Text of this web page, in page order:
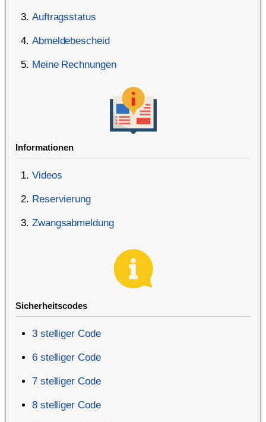
Auftragsstatus
Abmeldebescheid
Meine Rechnungen
Informationen
Videos
Reservierung
Zwangsabmeldung
Sicherheitscodes
3 stelliger Code
6 stelliger Code
7 stelliger Code
8 stelliger Code